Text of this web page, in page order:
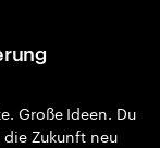
Große Ideen. Du
Zukunft neu